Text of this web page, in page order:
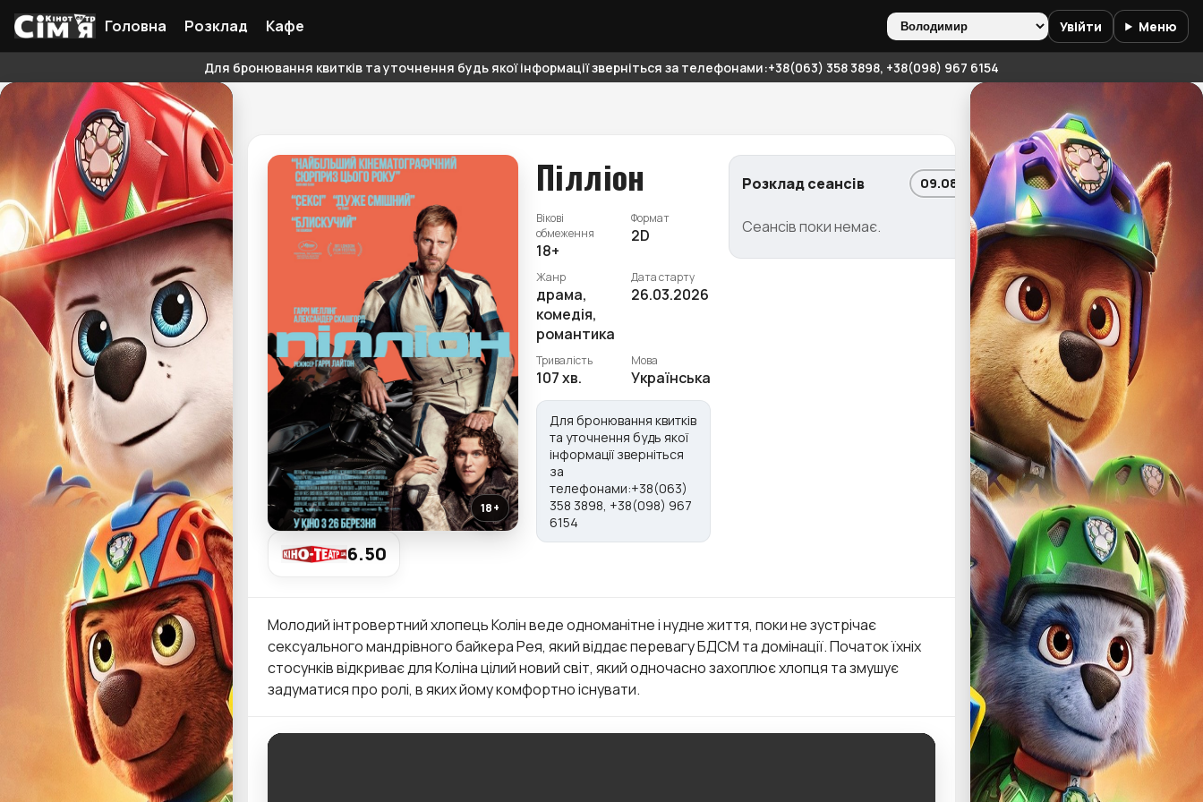
Головна Розклад Кафе Увійти Меню
Для бронювання квитків та уточнення будь якої інформації зверніться за телефонами:+38(063) 358 3898, +38(098) 967 6154
18+
6.50
Пілліон
Вікові
обмеження
18+
Формат
2D
Жанр
драма,
комедія,
романтика
Дата старту
26.03.2026
Тривалість
107 хв.
Мова
Українська
Для бронювання квитків
та уточнення будь якої
інформації зверніться
за
телефонами:+38(063)
358 3898, +38(098) 967
6154
Розклад сеансів 09.08 • Нд
Сеансів поки немає.
Молодий інтровертний хлопець Колін веде одноманітне і нудне життя, поки не зустрічає
сексуального мандрівного байкера Рея, який віддає перевагу БДСМ та домінації. Початок їхніх
стосунків відкриває для Коліна цілий новий світ, який одночасно захоплює хлопця та змушує
задуматися про ролі, в яких йому комфортно існувати.